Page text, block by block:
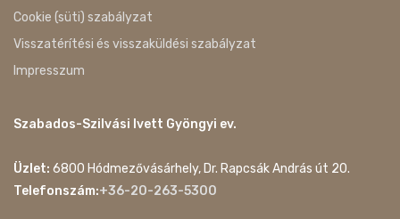
Cookie (süti) szabályzat
Visszatérítési és visszaküldési szabályzat
Impresszum
Szabados-Szilvási Ivett Gyöngyi ev.
Üzlet: 6800 Hódmezővásárhely, Dr. Rapcsák András út 20.
Telefonszám:+36-20-263-5300